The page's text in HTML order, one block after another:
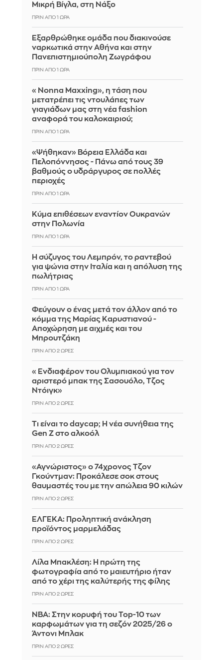
Μικρή Βίγλα, στη Νάξο
ΠΡΙΝ ΑΠΌ 1 ΏΡΑ
Εξαρθρώθηκε ομάδα που διακινούσε
ναρκωτικά στην Αθήνα και στην
Πανεπιστημιούπολη Ζωγράφου
ΠΡΙΝ ΑΠΌ 1 ΏΡΑ
«Nonna Maxxing», η τάση που
μετατρέπει τις ντουλάπες των
γιαγιάδων μας στη νέα fashion
αναφορά του καλοκαιριού;
ΠΡΙΝ ΑΠΌ 1 ΏΡΑ
«Ψήθηκαν» Βόρεια Ελλάδα και
Πελοπόννησος - Πάνω από τους 39
βαθμούς ο υδράργυρος σε πολλές
περιοχές
ΠΡΙΝ ΑΠΌ 1 ΏΡΑ
Κύμα επιθέσεων εναντίον Ουκρανών
στην Πολωνία
ΠΡΙΝ ΑΠΌ 1 ΏΡΑ
Η σύζυγος του Λεμπρόν, το ραντεβού
για ψώνια στην Ιταλία και η απόλυση της
πωλήτριας
ΠΡΙΝ ΑΠΌ 1 ΏΡΑ
Φεύγουν ο ένας μετά τον άλλον από το
κόμμα της Μαρίας Καρυστιανού -
Αποχώρηση με αιχμές και του
Μπρουτζάκη
ΠΡΙΝ ΑΠΌ 2 ΏΡΕΣ
«Ενδιαφέρον του Ολυμπιακού για τον
αριστερό μπακ της Σασουόλο, Τζος
Ντόιγκ»
ΠΡΙΝ ΑΠΌ 2 ΏΡΕΣ
Τι είναι το daycap; Η νέα συνήθεια της
Gen Z στο αλκοόλ
ΠΡΙΝ ΑΠΌ 2 ΏΡΕΣ
«Αγνώριστος» ο 74χρονος Τζον
Γκούντμαν: Προκάλεσε σοκ στους
θαυμαστές του με την απώλεια 90 κιλών
ΠΡΙΝ ΑΠΌ 2 ΏΡΕΣ
ΕΛΓΕΚΑ: Προληπτική ανάκληση
προϊόντος μαρμελάδας
ΠΡΙΝ ΑΠΌ 2 ΏΡΕΣ
Λίλα Μπακλέση: Η πρώτη της
φωτογραφία από το μαιευτήριο ήταν
από το χέρι της καλύτερής της φίλης
ΠΡΙΝ ΑΠΌ 2 ΏΡΕΣ
ΝΒΑ: Στην κορυφή του Top-10 των
καρφωμάτων για τη σεζόν 2025/26 ο
Άντονι Μπλακ
ΠΡΙΝ ΑΠΌ 2 ΏΡΕΣ